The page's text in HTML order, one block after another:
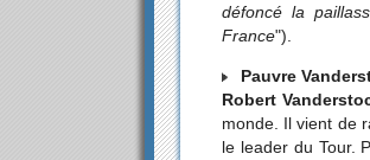
défoncé la
France").
Pauvre
Robert
monde. Il vient de
le leader du Tour.